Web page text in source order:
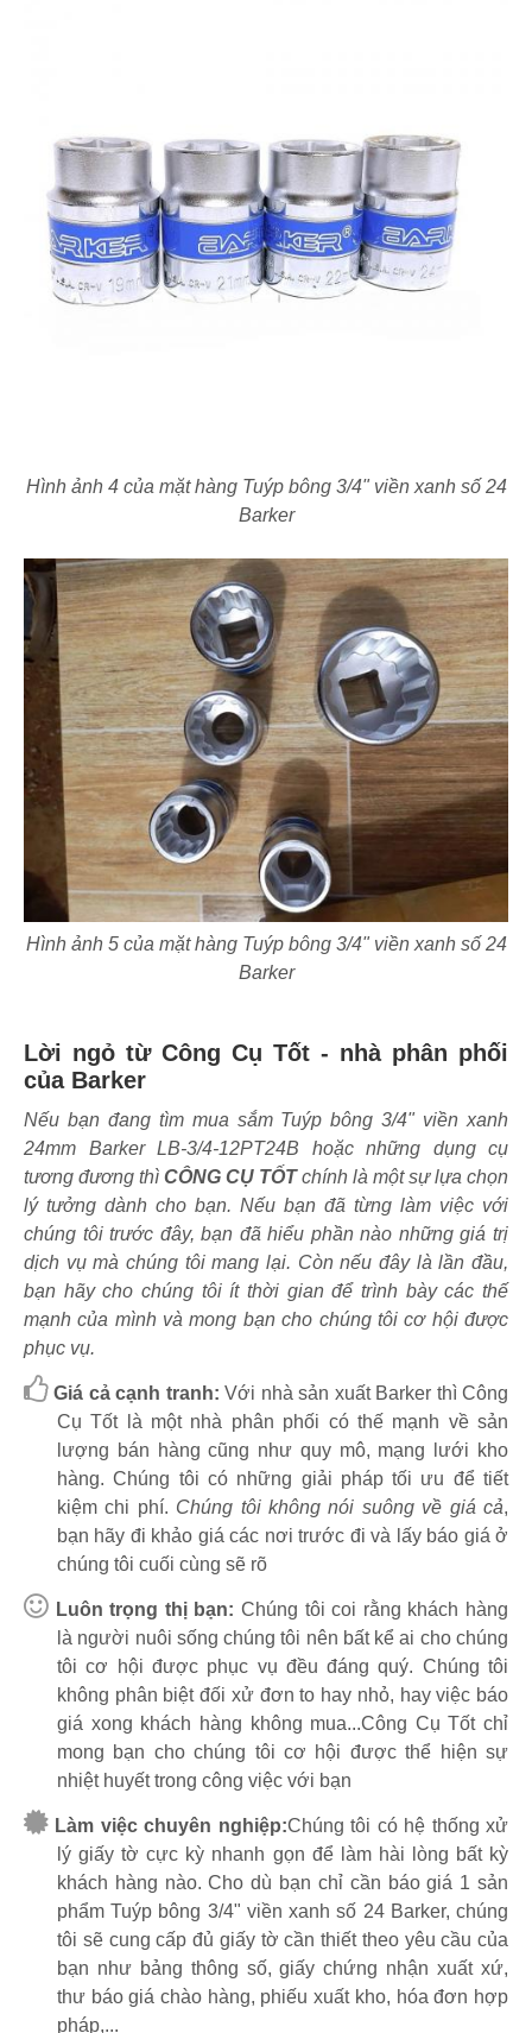
Hình ảnh 4 của mặt hàng Tuýp bông 3/4" viền xanh số 24
Barker
Hình ảnh 5 của mặt hàng Tuýp bông 3/4" viền xanh số 24
Barker
Lời ngỏ từ Công Cụ Tốt - nhà phân phối
của Barker
Nếu bạn đang tìm mua sắm Tuýp bông 3/4" viền xanh
24mm Barker LB-3/4-12PT24B hoặc những dụng cụ
tương đương thì CÔNG CỤ TỐTchính là một sự lựa chọn
lý tưởng dành cho bạn. Nếu bạn đã từng làm việc với
chúng tôi trước đây, bạn đã hiểu phần nào những giá trị
dịch vụ mà chúng tôi mang lại. Còn nếu đây là lần đầu,
bạn hãy cho chúng tôi ít thời gian để trình bày các thế
mạnh của mình và mong bạn cho chúng tôi cơ hội được
phục vụ.
Giá cả cạnh tranh: Với nhà sản xuất Barker thì Công
Cụ Tốt là một nhà phân phối có thế mạnh về sản
lượng bán hàng cũng như quy mô, mạng lưới kho
hàng. Chúng tôi có những giải pháp tối ưu để tiết
kiệm chi phí. Chúng tôi không nói suông về giá cả,
bạn hãy đi khảo giá các nơi trước đi và lấy báo giá ở
chúng tôi cuối cùng sẽ rõ
Luôn trọng thị bạn: Chúng tôi coi rằng khách hàng
là người nuôi sống chúng tôi nên bất kể ai cho chúng
tôi cơ hội được phục vụ đều đáng quý. Chúng tôi
không phân biệt đối xử đơn to hay nhỏ, hay việc báo
giá xong khách hàng không mua...Công Cụ Tốt chỉ
mong bạn cho chúng tôi cơ hội được thể hiện sự
nhiệt huyết trong công việc với bạn
Làm việc chuyên nghiệp:Chúng tôi có hệ thống xử
lý giấy tờ cực kỳ nhanh gọn để làm hài lòng bất kỳ
khách hàng nào. Cho dù bạn chỉ cần báo giá 1 sản
phẩm Tuýp bông 3/4" viền xanh số 24 Barker, chúng
tôi sẽ cung cấp đủ giấy tờ cần thiết theo yêu cầu của
bạn như bảng thông số, giấy chứng nhận xuất xứ,
thư báo giá chào hàng, phiếu xuất kho, hóa đơn hợp
pháp,...